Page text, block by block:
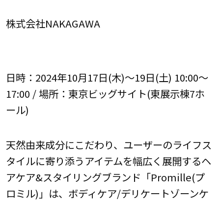
株式会社NAKAGAWA
日時：2024年10月17日(木)～19日(土) 10:00～
17:00 / 場所：東京ビッグサイト(東展示棟7ホ
ール)
天然由来成分にこだわり、ユーザーのライフス
タイルに寄り添うアイテムを幅広く展開するヘ
アケア&スタイリングブランド「Promille(プ
ロミル)」は、ボディケア/デリケートゾーンケ